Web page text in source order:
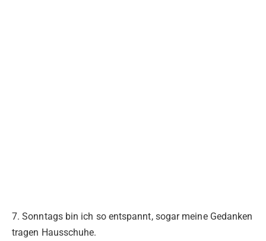
7. Sonntags bin ich so entspannt, sogar meine Gedanken
tragen Hausschuhe.